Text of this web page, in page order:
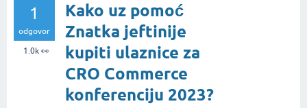
1
odgovor
1.0k👀
Kako uz pomoć
Znatka jeftinije
kupiti ulaznice za
CRO Commerce
konferenciju 2023?